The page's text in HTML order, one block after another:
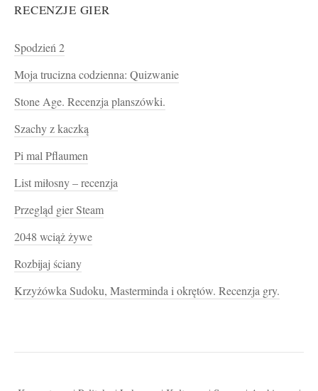
RECENZJE GIER
Spodzień 2
Moja trucizna codzienna: Quizwanie
Stone Age. Recenzja planszówki.
Szachy z kaczką
Pi mal Pflaumen
List miłosny – recenzja
Przegląd gier Steam
2048 wciąż żywe
Rozbijaj ściany
Krzyżówka Sudoku, Masterminda i okrętów. Recenzja gry.